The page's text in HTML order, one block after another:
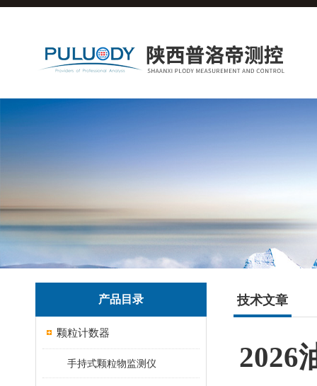
产品目录
颗粒计数器
手持式颗粒物监测仪
技术文章
2026